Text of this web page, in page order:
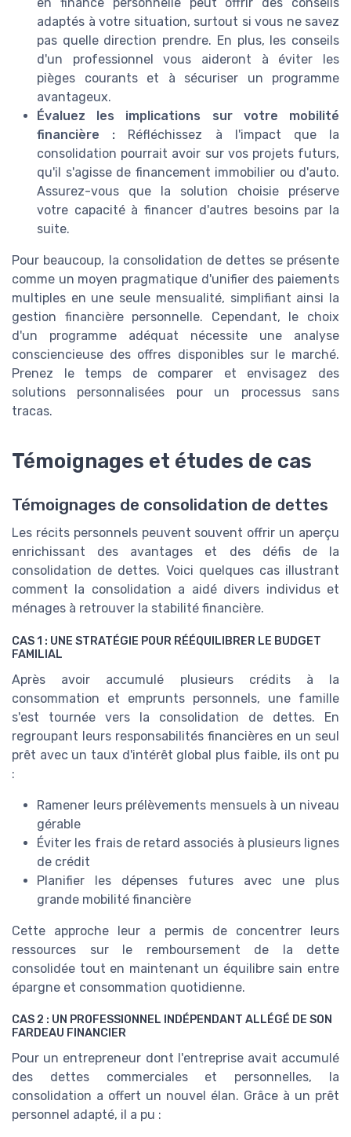
en finance personnelle peut offrir des conseils
adaptés à votre situation, surtout si vous ne savez
pas quelle direction prendre. En plus, les conseils
d'un professionnel vous aideront à éviter les
pièges courants et à sécuriser un programme
avantageux.
Évaluez les implications sur votre mobilité
financière : Réfléchissez à l'impact que la
consolidation pourrait avoir sur vos projets futurs,
qu'il s'agisse de financement immobilier ou d'auto.
Assurez-vous que la solution choisie préserve
votre capacité à financer d'autres besoins par la
suite.
Pour beaucoup, la consolidation de dettes se présente
comme un moyen pragmatique d'unifier des paiements
multiples en une seule mensualité, simplifiant ainsi la
gestion financière personnelle. Cependant, le choix
d'un programme adéquat nécessite une analyse
consciencieuse des offres disponibles sur le marché.
Prenez le temps de comparer et envisagez des
solutions personnalisées pour un processus sans
tracas.
Témoignages et études de cas
Témoignages de consolidation de dettes
Les récits personnels peuvent souvent offrir un aperçu
enrichissant des avantages et des défis de la
consolidation de dettes. Voici quelques cas illustrant
comment la consolidation a aidé divers individus et
ménages à retrouver la stabilité financière.
CAS 1 : UNE STRATÉGIE POUR RÉÉQUILIBRER LE BUDGET
FAMILIAL
Après avoir accumulé plusieurs crédits à la
consommation et emprunts personnels, une famille
s'est tournée vers la consolidation de dettes. En
regroupant leurs responsabilités financières en un seul
prêt avec un taux d'intérêt global plus faible, ils ont pu
:
Ramener leurs prélèvements mensuels à un niveau
gérable
Éviter les frais de retard associés à plusieurs lignes
de crédit
Planifier les dépenses futures avec une plus
grande mobilité financière
Cette approche leur a permis de concentrer leurs
ressources sur le remboursement de la dette
consolidée tout en maintenant un équilibre sain entre
épargne et consommation quotidienne.
CAS 2 : UN PROFESSIONNEL INDÉPENDANT ALLÉGÉ DE SON
FARDEAU FINANCIER
Pour un entrepreneur dont l'entreprise avait accumulé
des dettes commerciales et personnelles, la
consolidation a offert un nouvel élan. Grâce à un prêt
personnel adapté, il a pu :